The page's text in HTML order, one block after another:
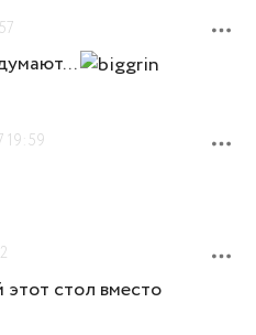
19:59
этот стол вместо